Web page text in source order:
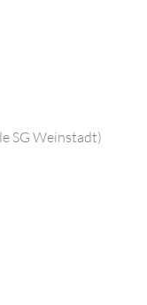
SG Weinstadt)